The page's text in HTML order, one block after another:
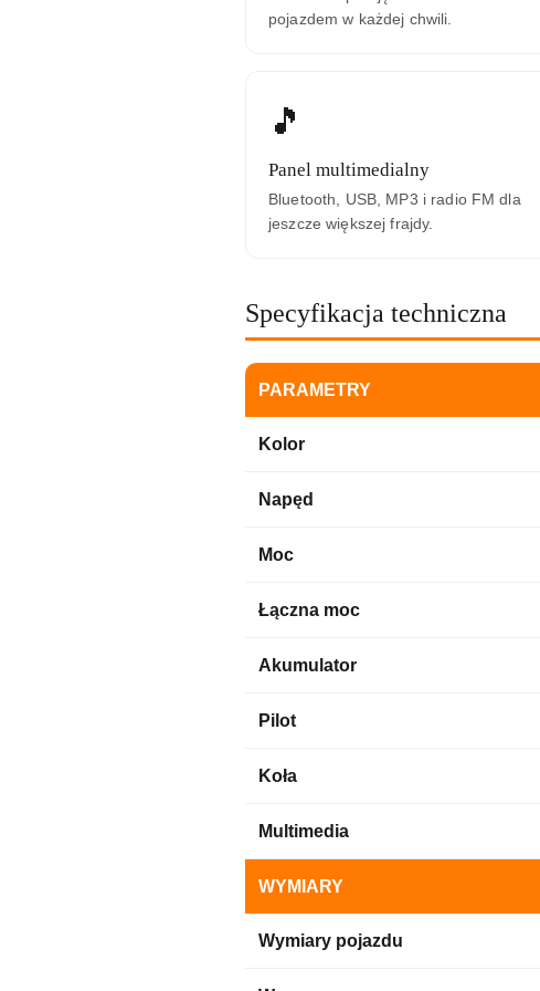
pojazdem w każdej chwili.
🎵
Panel multimedialny
Bluetooth, USB, MP3 i radio FM dla
jeszcze większej frajdy.
Specyfikacja techniczna
PARAMETRY
Kolor
Napęd
Moc
Łączna moc
Akumulator
Pilot
Koła
Multimedia
WYMIARY
Wymiary pojazdu